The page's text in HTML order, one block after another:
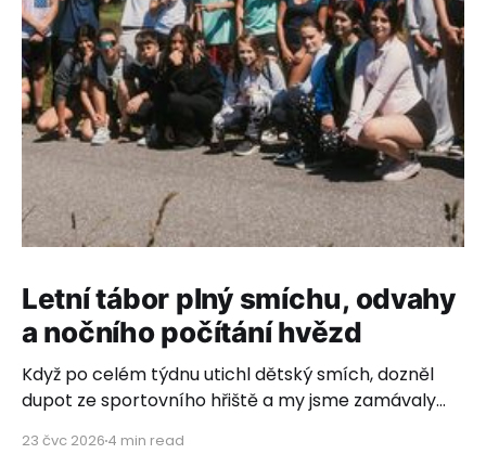
Letní tábor plný smíchu, odvahy
a nočního počítání hvězd
Když po celém týdnu utichl dětský smích, dozněl
dupot ze sportovního hřiště a my jsme zamávaly
ticho. Ticho plné vděčnosti, dojetí a hlubokého
23 čvc 2026 4 min read